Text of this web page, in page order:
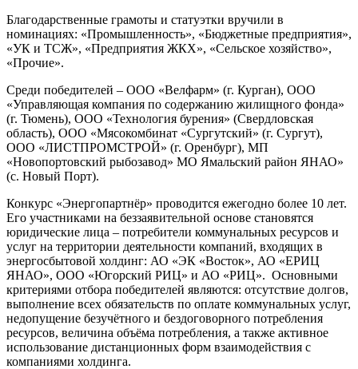
Благодарственные грамоты и статуэтки вручили в
номинациях: «Промышленность», «Бюджетные предприятия»,
«УК и ТСЖ», «Предприятия ЖКХ», «Сельское хозяйство»,
«Прочие».
Среди победителей – ООО «Велфарм» (г. Курган), ООО
«Управляющая компания по содержанию жилищного фонда»
(г. Тюмень), ООО «Технология бурения» (Свердловская
область), ООО «Мясокомбинат «Сургутский» (г. Сургут),
ООО «ЛИСТПРОМСТРОЙ» (г. Оренбург), МП
«Новопортовский рыбозавод» МО Ямальский район ЯНАО»
(с. Новый Порт).
Конкурс «Энергопартнёр» проводится ежегодно более 10 лет.
Его участниками на беззаявительной основе становятся
юридические лица – потребители коммунальных ресурсов и
услуг на территории деятельности компаний, входящих в
энергосбытовой холдинг: АО «ЭК «Восток», АО «ЕРИЦ
ЯНАО», ООО «Югорский РИЦ» и АО «РИЦ». Основными
критериями отбора победителей являются: отсутствие долгов,
выполнение всех обязательств по оплате коммунальных услуг,
недопущение безучётного и бездоговорного потребления
ресурсов, величина объёма потребления, а также активное
использование дистанционных форм взаимодействия с
компаниями холдинга.